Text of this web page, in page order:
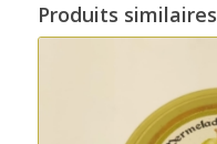
Produits similaires